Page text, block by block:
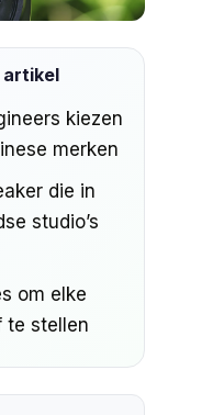
artikel
kiezen
merken
die in
studio’s
om elke
te stellen